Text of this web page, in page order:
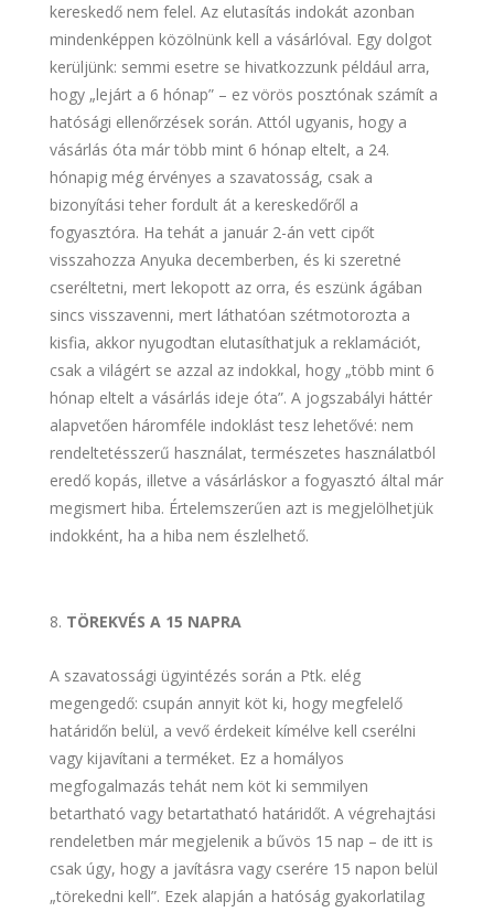
kereskedő nem felel. Az elutasítás indokát azonban
mindenképpen közölnünk kell a vásárlóval. Egy dolgot
kerüljünk: semmi esetre se hivatkozzunk például arra,
hogy „lejárt a 6 hónap” – ez vörös posztónak számít a
hatósági ellenőrzések során. Attól ugyanis, hogy a
vásárlás óta már több mint 6 hónap eltelt, a 24.
hónapig még érvényes a szavatosság, csak a
bizonyítási teher fordult át a kereskedőről a
fogyasztóra. Ha tehát a január 2-án vett cipőt
visszahozza Anyuka decemberben, és ki szeretné
cseréltetni, mert lekopott az orra, és eszünk ágában
sincs visszavenni, mert láthatóan szétmotorozta a
kisfia, akkor nyugodtan elutasíthatjuk a reklamációt,
csak a világért se azzal az indokkal, hogy „több mint 6
hónap eltelt a vásárlás ideje óta”. A jogszabályi háttér
alapvetően háromféle indoklást tesz lehetővé: nem
rendeltetésszerű használat, természetes használatból
eredő kopás, illetve a vásárláskor a fogyasztó által már
megismert hiba. Értelemszerűen azt is megjelölhetjük
indokként, ha a hiba nem észlelhető.
TÖREKVÉS A 15 NAPRA
A szavatossági ügyintézés során a Ptk. elég
megengedő: csupán annyit köt ki, hogy megfelelő
határidőn belül, a vevő érdekeit kímélve kell cserélni
vagy kijavítani a terméket. Ez a homályos
megfogalmazás tehát nem köt ki semmilyen
betartható vagy betartatható határidőt. A végrehajtási
rendeletben már megjelenik a bűvös 15 nap – de itt is
csak úgy, hogy a javításra vagy cserére 15 napon belül
„törekedni kell”. Ezek alapján a hatóság gyakorlatilag